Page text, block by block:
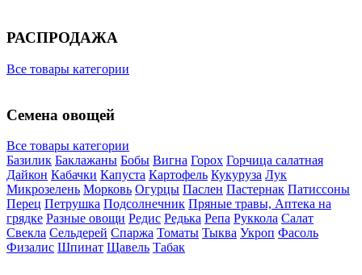
РАСПРОДАЖА
Все товары категории
Семена овощей
Все товары категории
Базилик Баклажаны Бобы Вигна Горох Горчица салатная
Дайкон Кабачки Капуста Картофель Кукуруза Лук
Микрозелень Морковь Огурцы Паслен Пастернак Патиссоны
Перец Петрушка Подсолнечник Пряные травы, Аптека на
грядке Разные овощи Редис Редька Репа Руккола Салат
Свекла Сельдерей Спаржа Томаты Тыква Укроп Фасоль
Физалис Шпинат Щавель Табак